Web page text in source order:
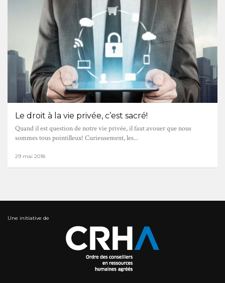
Le droit à la vie privée, c’est sacré!
Quand il est question de notre vie privée, il faut avouer que nous
sommes tous pointilleux! Curieusement, les...
29 mai 2018
Une initiative de